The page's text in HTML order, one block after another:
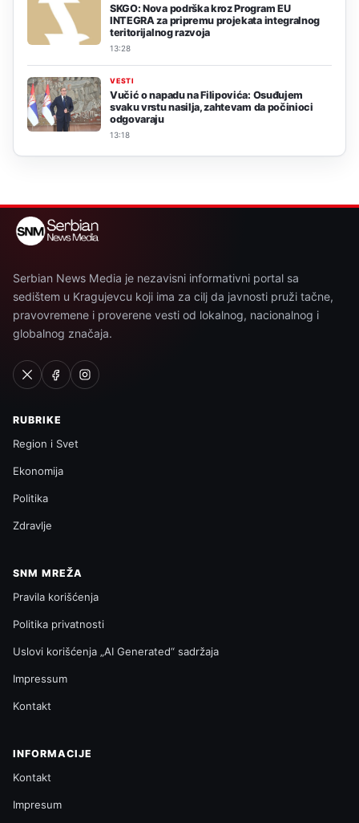
SKGO: Nova podrška kroz Program EU
INTEGRA za pripremu projekata integralnog
teritorijalnog razvoja
13:28
VESTI
Vučić o napadu na Filipovića: Osuđujem
svaku vrstu nasilja, zahtevam da počinioci
odgovaraju
13:18
Serbian News Media je nezavisni informativni portal sa
sedištem u Kragujevcu koji ima za cilj da javnosti pruži tačne,
pravovremene i proverene vesti od lokalnog, nacionalnog i
globalnog značaja.
RUBRIKE
Region i Svet
Ekonomija
Politika
Zdravlje
SNM MREŽA
Pravila korišćenja
Politika privatnosti
Uslovi korišćenja „AI Generated“ sadržaja
Impressum
Kontakt
INFORMACIJE
Kontakt
Impresum